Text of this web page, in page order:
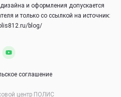
и оформления допускается
и только со ссылкой на источник:
blog/
соглашение
центр ПОЛИС